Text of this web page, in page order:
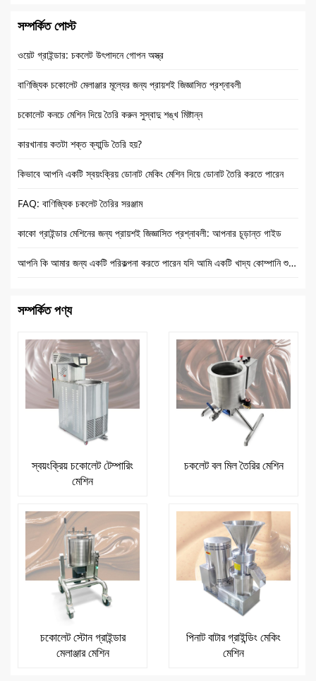
সম্পর্কিত পোস্ট
ওয়েট গ্রাইন্ডার: চকলেট উৎপাদনে গোপন অস্ত্র
বাণিজ্যিক চকোলেট মেলাঞ্জার মূল্যের জন্য প্রায়শই জিজ্ঞাসিত প্রশ্নাবলী
চকোলেট কনচে মেশিন দিয়ে তৈরি করুন সুস্বাদু শঙ্খ মিষ্টান্ন
কারখানায় কতটা শক্ত ক্যান্ডি তৈরি হয়?
কিভাবে আপনি একটি স্বয়ংক্রিয় ডোনাট মেকিং মেশিন দিয়ে ডোনাট তৈরি করতে পারেন
FAQ: বাণিজ্যিক চকলেট তৈরির সরঞ্জাম
কাকো গ্রাইন্ডার মেশিনের জন্য প্রায়শই জিজ্ঞাসিত প্রশ্নাবলী: আপনার চূড়ান্ত গাইড
আপনি কি আমার জন্য একটি পরিকল্পনা করতে পারেন যদি আমি একটি খাদ্য কোম্পানি শুরু করতে চাই?
সম্পর্কিত পণ্য
স্বয়ংক্রিয় চকোলেট টেম্পারিং
মেশিন
চকলেট বল মিল তৈরির মেশিন
চকোলেট স্টোন গ্রাইন্ডার
মেলাঞ্জার মেশিন
পিনাট বাটার গ্রাইন্ডিং মেকিং
মেশিন